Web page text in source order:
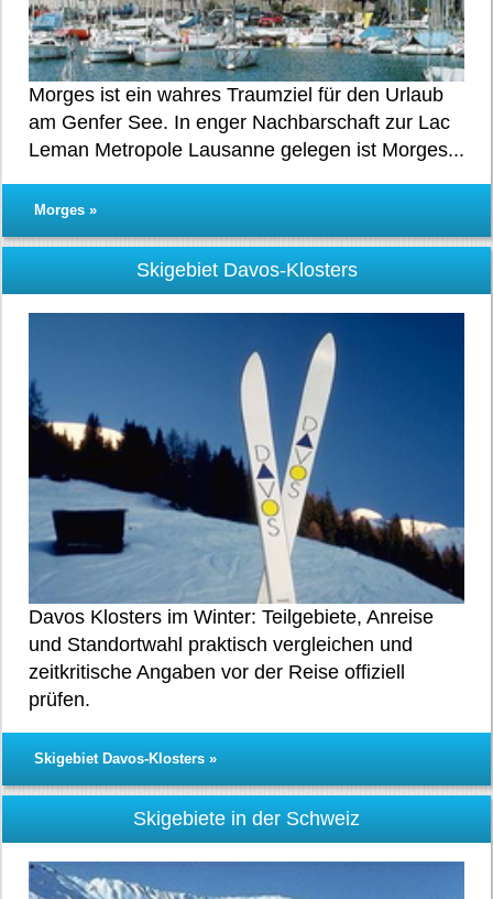
Morges ist ein wahres Traumziel für den Urlaub
am Genfer See. In enger Nachbarschaft zur Lac
Leman Metropole Lausanne gelegen ist Morges...
Morges »
Skigebiet Davos-Klosters
Davos Klosters im Winter: Teilgebiete, Anreise
und Standortwahl praktisch vergleichen und
zeitkritische Angaben vor der Reise offiziell
prüfen.
Skigebiet Davos-Klosters »
Skigebiete in der Schweiz